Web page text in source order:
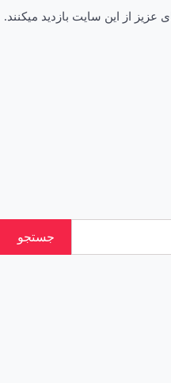
از این سایت بازدید میکنند.